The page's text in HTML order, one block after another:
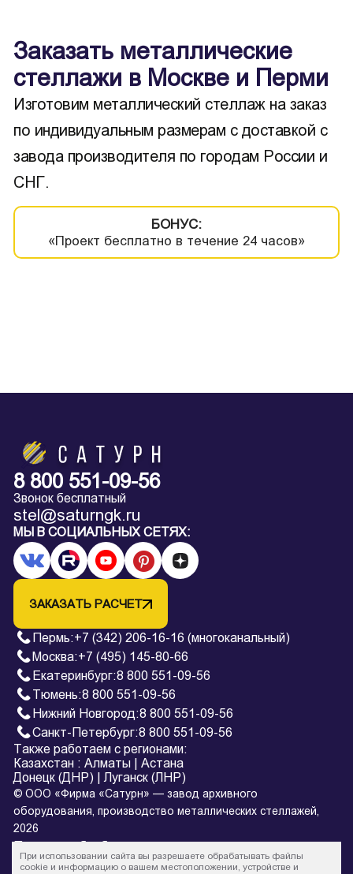
Заказать металлические
стеллажи в Москве и Перми
Изготовим металлический стеллаж на заказ
по индивидуальным размерам с доставкой с
завода производителя по городам России и
СНГ.
БОНУС:
«Проект бесплатно в течение 24 часов»
8 800 551-09-56
Звонок бесплатный
stel@saturngk.ru
МЫ В СОЦИАЛЬНЫХ СЕТЯХ:
ЗАКАЗАТЬ РАСЧЕТ
Пермь:+7 (342) 206-16-16 (многоканальный)
Москва:+7 (495) 145-80-66
Екатеринбург:8 800 551-09-56
Тюмень:8 800 551-09-56
Нижний Новгород:8 800 551-09-56
Санкт-Петербург:8 800 551-09-56
Также работаем с регионами:
Казахстан : Алматы
Астана
Донецк (ДНР)
Луганск (ЛНР)
© ООО «Фирма «Сатурн» — завод архивного
оборудования, производство металлических стеллажей,
2026
Политика обработки персональных данных
* Все цены на сайте в процессе обновления и не являются
При использовании сайта вы разрешаете обрабатывать файлы
cookie и информацию о вашем местоположении, устройстве и